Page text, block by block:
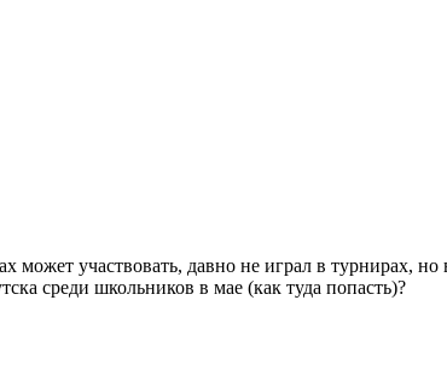
может участвовать, давно не играл в турнирах,
среди школьников в мае (как туда попасть)?